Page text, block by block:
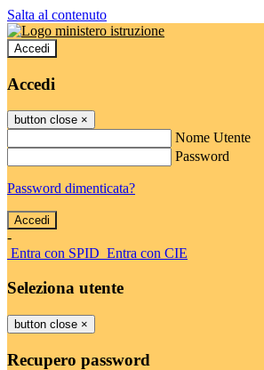
Salta al contenuto
Accedi
Accedi
button close ×
Nome Utente
Password
Password dimenticata?
-
Entra con SPID Entra con CIE
Seleziona utente
button close ×
Recupero password